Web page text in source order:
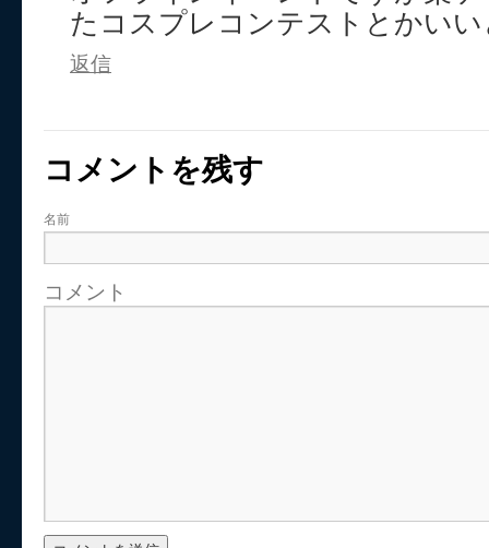
たコスプレコンテストとかい
返信
コメントを残す
名前
コメント